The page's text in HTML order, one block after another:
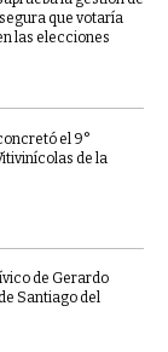
que votaría
las elecciones
el 9°
de la
de Gerardo
Santiago del